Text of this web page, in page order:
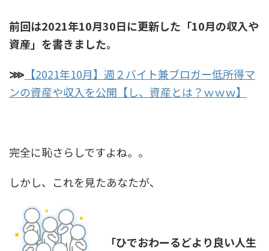
前回は2021年10月30日に更新した「10月の収入や
資産」を書きました。
⋙ 【2021年10月】週２バイト兼ブロガー低所得マ
ンの資産や収入を公開【し、資産とは？ｗｗｗ】
完全に恥さらしですよね。。
しかし、これを見たあなたが、
「ひでおわーるどより良い人生